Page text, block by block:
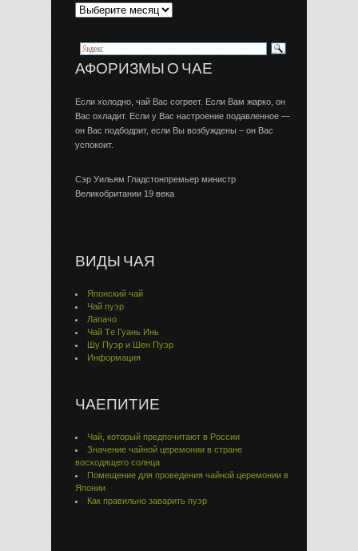
АФОРИЗМЫ О ЧАЕ
Если холодно, чай Вас согреет. Если Вам жарко, он
Вас охладит. Если у Вас настроение подавленное —
он Вас подбодрит, если Вы возбуждены – он Вас
успокоит.
Сэр Уильям Гладстонпремьер министр
Великобритании 19 века
ВИДЫ ЧАЯ
Японский чай
Чай пуэр
Лапачо
Чай Тe Гуaнь Инь
Шу Пуэр и Шен Пуэр
Информация
ЧАЕПИТИЕ
Чай, который предпочитают в России
Значение чайной церемонии в стране
восходящего солнца
Помещение для проведения чайной церемонии в
Японии
Как правильно заварить пуэр